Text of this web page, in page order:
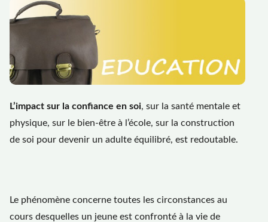
L’impact sur la confiance en soi, sur la santé mentale et
physique, sur le bien-être à l’école, sur la construction
de soi pour devenir un adulte équilibré, est redoutable.
Le phénomène concerne toutes les circonstances au
cours desquelles un jeune est confronté à la vie de